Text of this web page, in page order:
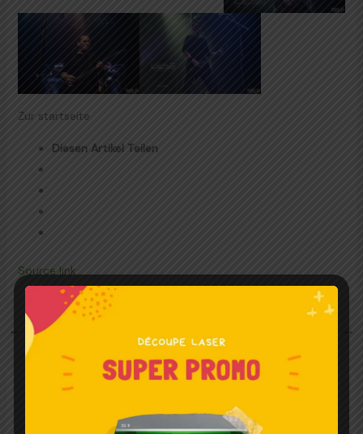
Zur startseite
Diesen Artikel Teilen
Source link
← Article précédent →
Articles liés